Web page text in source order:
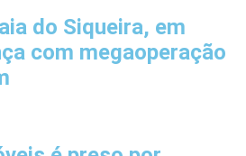
do Siqueira, em
com megaoperação